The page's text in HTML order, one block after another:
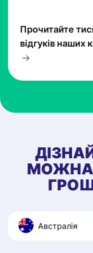
Прочитайте
відгуків наших
МОЖНА
Австралія